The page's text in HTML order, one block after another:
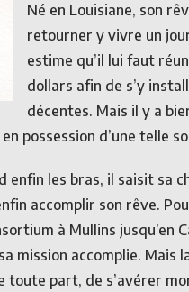
Né en Louisiane, son
retourner y vivre un
estime qu’il lui faut
dollars afin de s’y
décentes. Mais il y a
possession d’une telle
les bras, il saisit sa
accomplir son rêve.
à Mullins jusqu’en
mission accomplie. Mais
toute part, de s’avérer